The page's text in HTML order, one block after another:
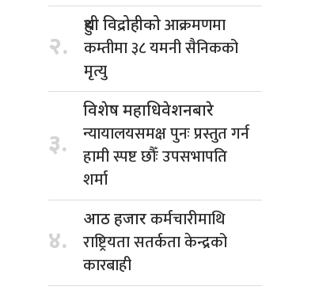
२.
हुथी विद्रोहीकोआक्रमणमा
कम्तीमा ३८ यमनी सैनिकको
मृत्यु
३.
विशेष महाधिवेशनबारे
न्यायालयसमक्ष पुनः प्रस्तुत गर्न
हामी स्पष्ट छौँः उपसभापति
शर्मा
४.
आठ हजारकर्मचारीमाथि
राष्ट्रियता सतर्कता केन्द्रको
कारबाही